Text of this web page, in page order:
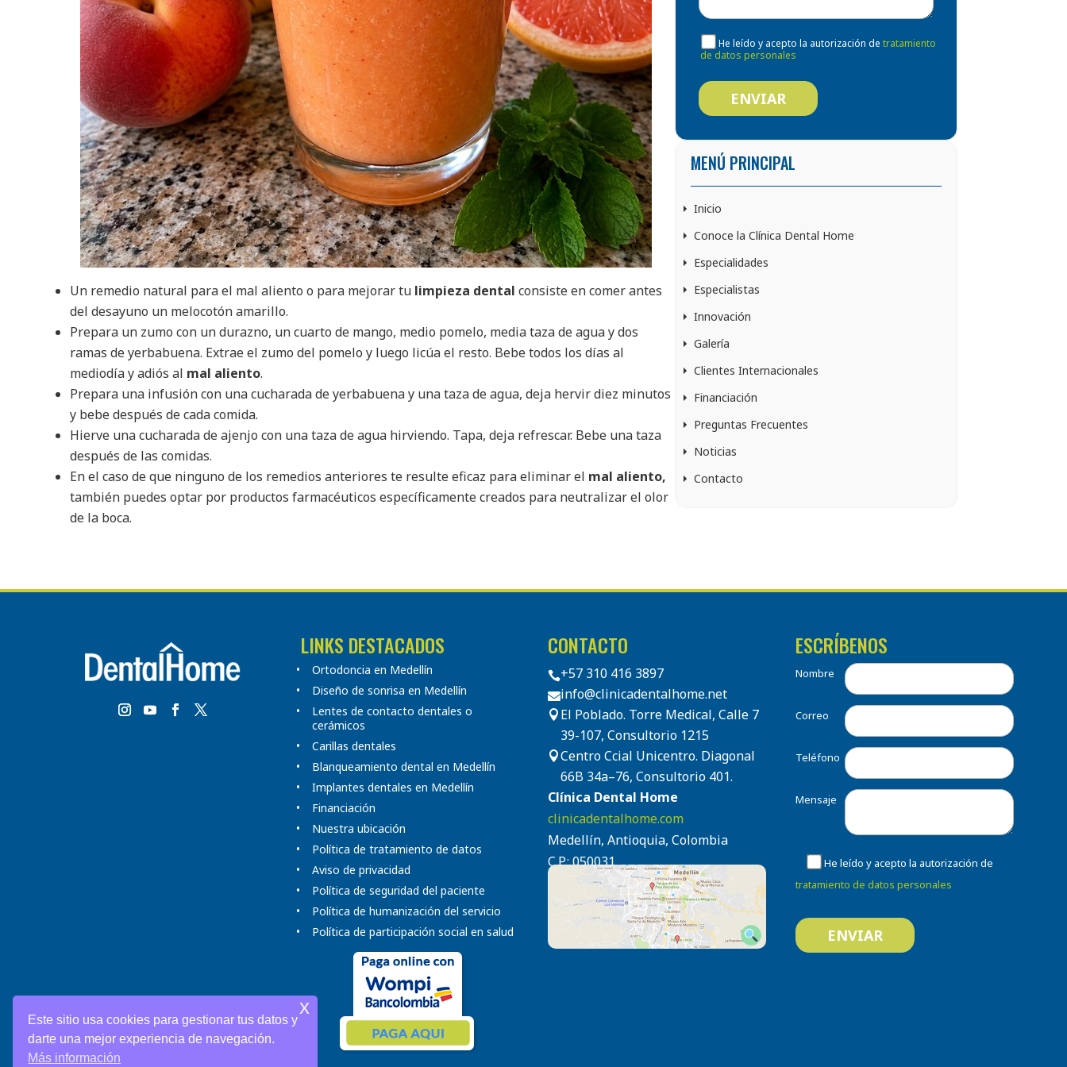
Un remedio natural para el mal aliento o para mejorar tu limpieza dental consiste en comer antes
del desayuno un melocotón amarillo.
Prepara un zumo con un durazno, un cuarto de mango, medio pomelo, media taza de agua y dos
ramas de yerbabuena. Extrae el zumo del pomelo y luego licúa el resto. Bebe todos los días al
mediodía y adiós al mal aliento.
Prepara una infusión con una cucharada de yerbabuena y una taza de agua, deja hervir diez minutos
y bebe después de cada comida.
Hierve una cucharada de ajenjo con una taza de agua hirviendo. Tapa, deja refrescar. Bebe una taza
después de las comidas.
En el caso de que ninguno de los remedios anteriores te resulte eficaz para eliminar el mal aliento,
también puedes optar por productos farmacéuticos específicamente creados para neutralizar el olor
de la boca.
He leído y acepto la autorización de tratamiento
de datos personales
MENÚ PRINCIPAL
Inicio
Conoce la Clínica Dental Home
Especialidades
Especialistas
Innovación
Galería
Clientes Internacionales
Financiación
Preguntas Frecuentes
Noticias
Contacto
LINKS DESTACADOS
Ortodoncia en Medellín
Diseño de sonrisa en Medellín
Lentes de contacto dentales o
cerámicos
Carillas dentales
Blanqueamiento dental en Medellín
Implantes dentales en Medellín
Financiación
Nuestra ubicación
Política de tratamiento de datos
Aviso de privacidad
Política de seguridad del paciente
Política de humanización del servicio
Política de participación social en salud
CONTACTO
+57 310 416 3897
info@clinicadentalhome.net
 El Poblado. Torre Medical, Calle 7
39-107, Consultorio 1215
Centro Ccial Unicentro. Diagonal
66B 34a–76, Consultorio 401.
Clínica Dental Home
clinicadentalhome.com
Medellín, Antioquia, Colombia
C.P.: 050031
ESCRÍBENOS
Nombre
Correo
Teléfono
Mensaje
He leído y acepto la autorización de
tratamiento de datos personales
Este sitio usa cookies para gestionar tus datos y
darte una mejor experiencia de navegación.
Más información
x